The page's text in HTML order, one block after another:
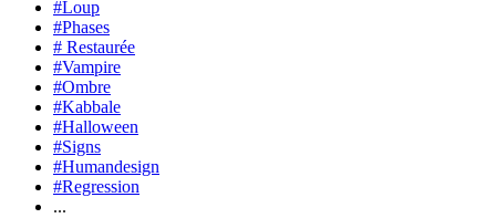
#Loup
#Phases
# Restaurée
#Vampire
#Ombre
#Kabbale
#Halloween
#Signs
#Humandesign
#Regression
...